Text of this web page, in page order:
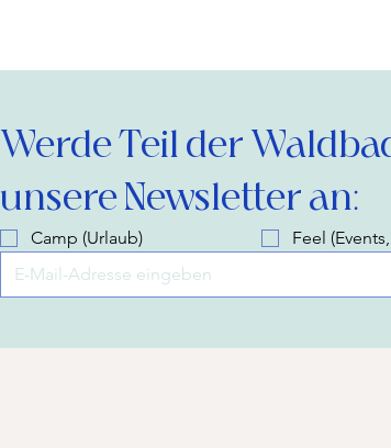
Werde Teil der
unsere Newsletter an:
Camp (Urlaub) Feel